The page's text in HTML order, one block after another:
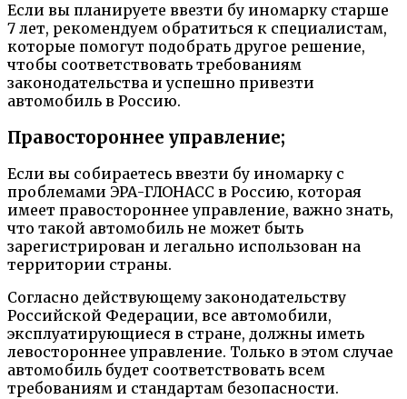
Если вы планируете ввезти бу иномарку старше
7 лет, рекомендуем обратиться к специалистам,
которые помогут подобрать другое решение,
чтобы соответствовать требованиям
законодательства и успешно привезти
автомобиль в Россию.
Правостороннее управление;
Если вы собираетесь ввезти бу иномарку с
проблемами ЭРА-ГЛОНАСС в Россию, которая
имеет правостороннее управление, важно знать,
что такой автомобиль не может быть
зарегистрирован и легально использован на
территории страны.
Согласно действующему законодательству
Российской Федерации, все автомобили,
эксплуатирующиеся в стране, должны иметь
левостороннее управление. Только в этом случае
автомобиль будет соответствовать всем
требованиям и стандартам безопасности.